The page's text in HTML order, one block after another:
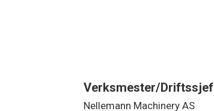
Verksmester/Driftssjef
Nellemann Machinery AS